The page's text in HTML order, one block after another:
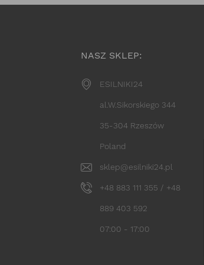
NASZ SKLEP:
ESILNIKI24
al.W.Sikorskiego 344
35-304 Rzeszów
Poland
sklep@esilniki24.pl
+48 883 111 355 / +48
889 403 592
07:00 - 17:00